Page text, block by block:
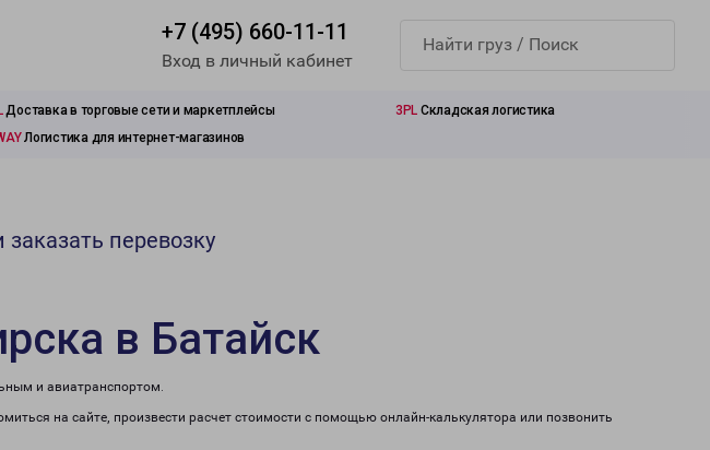
+7 (495) 660-11-11
Вход в личный кабинет
Доставка в торговые сети и маркетплейсы 3PL Складская логистика
Логистика для интернет-магазинов
заказать перевозку
в Батайск
и авиатранспортом.
на сайте, произвести расчет стоимости с помощью онлайн-калькулятора или позвонить